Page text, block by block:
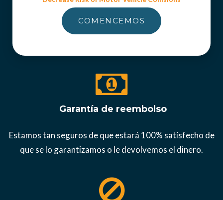
COMENCEMOS
Garantía de reembolso
Estamos tan seguros de que estará 100% satisfecho de
que se lo garantizamos o le devolvemos el dinero.